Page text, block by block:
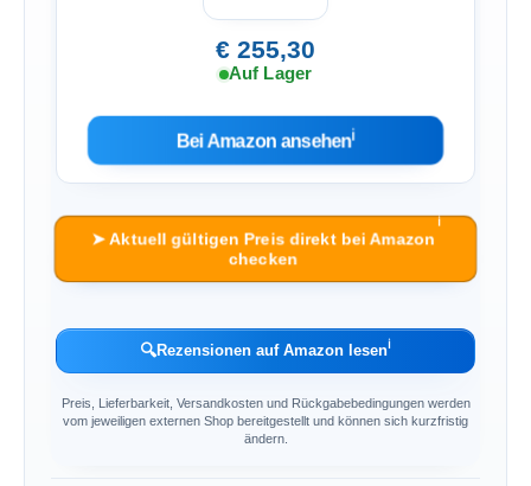
€ 255,30
Auf Lager
Bei Amazon ansehenℹ︎
➤ Aktuell gültigen Preis direkt bei Amazon
checken
ℹ︎
🔍Rezensionen auf Amazon lesenℹ︎
Preis, Lieferbarkeit, Versandkosten und Rückgabebedingungen werden
vom jeweiligen externen Shop bereitgestellt und können sich kurzfristig
ändern.